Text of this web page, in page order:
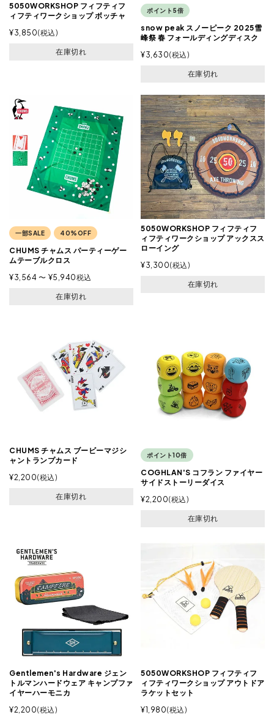
5050WORKSHOP フィフティフ
ィフティワークショップ ボッチャ
¥3,850 税込
在庫切れ
ポイント5倍
snow peak スノーピーク 2025雪
峰祭 春 フォールディングディスク
¥3,630 税込
在庫切れ
一部SALE 40%OFF
CHUMS チャムス パーティーゲー
ムテーブルクロス
¥3,564 〜 ¥5,940税込
在庫切れ
5050WORKSHOP フィフティフ
ィフティワークショップ アックスス
ローイング
¥3,300 税込
在庫切れ
CHUMS チャムス ブービーマジシ
ャントランプカード
¥2,200 税込
在庫切れ
ポイント10倍
COGHLAN'S コフラン ファイヤー
サイドストーリーダイス
¥2,200 税込
在庫切れ
Gentlemen's Hardware ジェン
トルマンハードウェア キャンプファ
イヤーハーモニカ
¥2,200 税込
5050WORKSHOP フィフティフ
ィフティワークショップ アウトドア
ラケットセット
¥1,980 税込